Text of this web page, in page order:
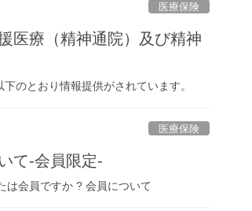
医療保険
医療（精神通院）及び精神
のとおり情報提供がされています。
医療保険
て-会員限定-
は会員ですか ? 会員について